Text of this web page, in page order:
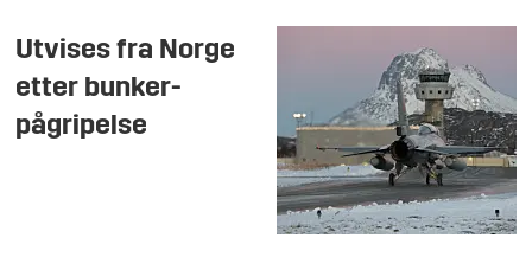
Utvises fra Norge
etter bunker-
pågripelse